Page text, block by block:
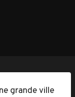
grande ville